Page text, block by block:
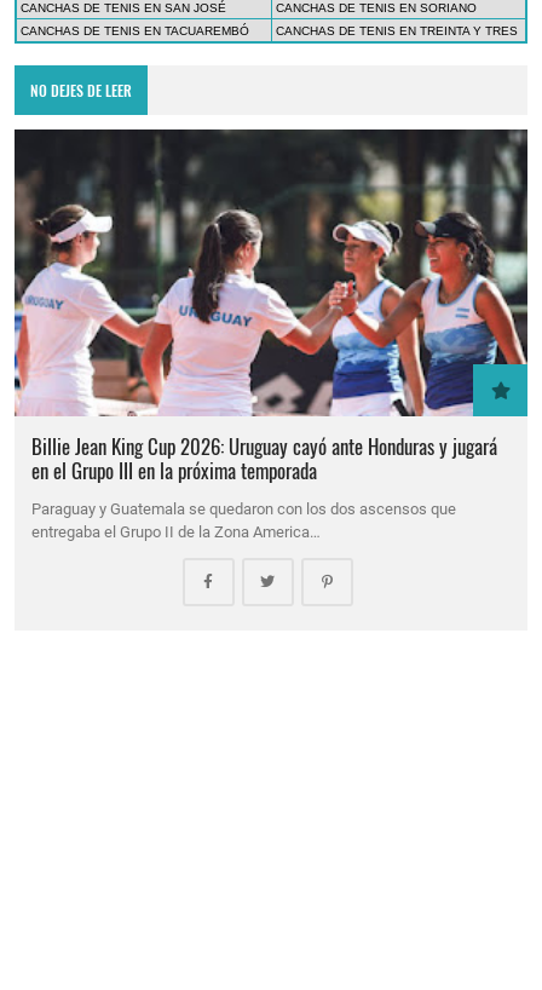
CANCHAS DE TENIS EN SAN JOSÉ
CANCHAS DE TENIS EN SORIANO
CANCHAS DE TENIS EN TACUAREMBÓ
CANCHAS DE TENIS EN TREINTA Y TRES
NO DEJES DE LEER
Billie Jean King Cup 2026: Uruguay cayó ante Honduras y jugará
en el Grupo III en la próxima temporada
Paraguay y Guatemala se quedaron con los dos ascensos que
entregaba el Grupo II de la Zona America…